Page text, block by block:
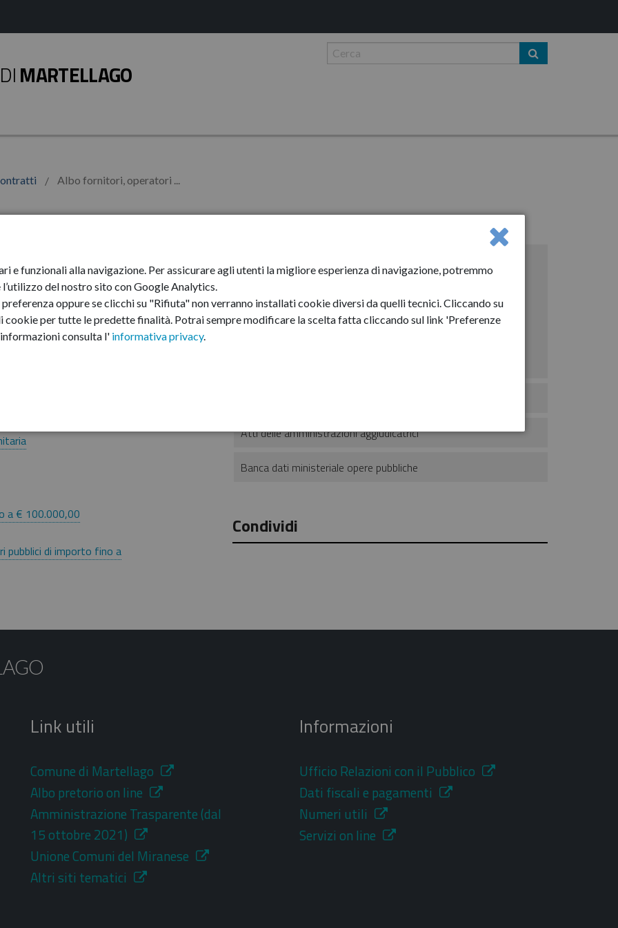
e funzionali alla navigazione. Per assicurare agli utenti la migliore esperienza di navigazione, potremmo
del nostro sito con Google Analytics.
preferenza oppure se clicchi su "Rifiuta" non verranno installati cookie diversi da quelli tecnici. Cliccando su
cookie per tutte le predette finalità. Potrai sempre modificare la scelta fatta cliccando sul link 'Preferenze
consulta l' informativa privacy.
MARTELLAGO
Albo fornitori, operatori ...
sono stati effettuati
informazioni è
a € 100.000,00
pubblici di importo fino a
Albo dei fornitori di beni e servizi
Elenco cooperative sociali di tipo "B"
Atti delle amministrazioni aggiudicatrici
Banca dati ministeriale opere pubbliche
Condividi
Link utili
Comune di Martellago
Albo pretorio on line
Amministrazione Trasparente (dal
15 ottobre 2021)
Unione Comuni del Miranese
Altri siti tematici
Informazioni
Ufficio Relazioni con il Pubblico
Dati fiscali e pagamenti
Numeri utili
Servizi on line